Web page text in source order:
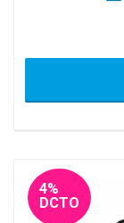
4%
DCTO